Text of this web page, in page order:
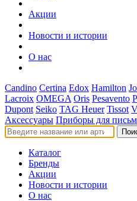
Акции
Новости и истории
О нас
Candino Certina Edox Hamilton
Lacroix OMEGA Oris Pesavento
Dupont Seiko TAG Heuer Tissot
Аксессуары Приборы для
Каталог
Бренды
Акции
Новости и истории
О нас